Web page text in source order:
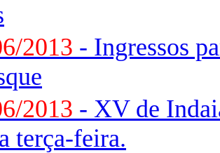
2013 - Ingressos
2013 - XV de
terça-feira.